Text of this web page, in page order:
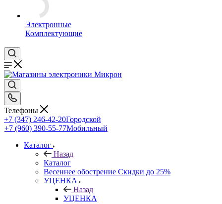
Электронные
Комплектующие
Телефоны
+7 (347) 246-42-20Городской
+7 (960) 390-55-77Мобильный
Каталог
Назад
Каталог
Весеннее обострение Скидки до 25%
УЦЕНКА
Назад
УЦЕНКА